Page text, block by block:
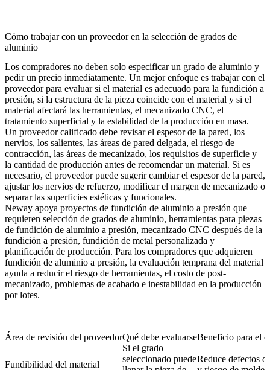
Cómo trabajar con un proveedor en la selección de grados de
aluminio
Los compradores no deben solo especificar un grado de aluminio y
pedir un precio inmediatamente. Un mejor enfoque es trabajar con el
proveedor para evaluar si el material es adecuado para la fundición a
presión, si la estructura de la pieza coincide con el material y si el
material afectará las herramientas, el mecanizado CNC, el
tratamiento superficial y la estabilidad de la producción en masa.
Un proveedor calificado debe revisar el espesor de la pared, los
nervios, los salientes, las áreas de pared delgada, el riesgo de
contracción, las áreas de mecanizado, los requisitos de superficie y
la cantidad de producción antes de recomendar un material. Si es
necesario, el proveedor puede sugerir cambiar el espesor de la pared,
ajustar los nervios de refuerzo, modificar el margen de mecanizado o
separar las superficies estéticas y funcionales.
Neway apoya proyectos de fundición de aluminio a presión que
requieren selección de grados de aluminio, herramientas para piezas
de fundición de aluminio a presión, mecanizado CNC después de la
fundición a presión, fundición de metal personalizada y
planificación de producción. Para los compradores que adquieren
fundición de aluminio a presión, la evaluación temprana del material
ayuda a reducir el riesgo de herramientas, el costo de post-
mecanizado, problemas de acabado e inestabilidad en la producción
por lotes.
Área de revisión del proveedorQué debe evaluarseBeneficio para el
Fundibilidad del material
Si el grado
seleccionado puedeReduce defectos